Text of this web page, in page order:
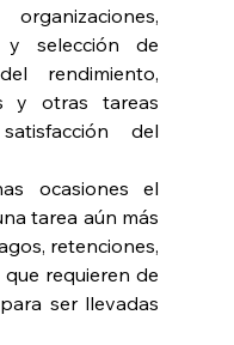
selección de
rendimiento,
y otras tareas
del
ocasiones el
tarea aún más
retenciones,
requieren de
ser llevadas